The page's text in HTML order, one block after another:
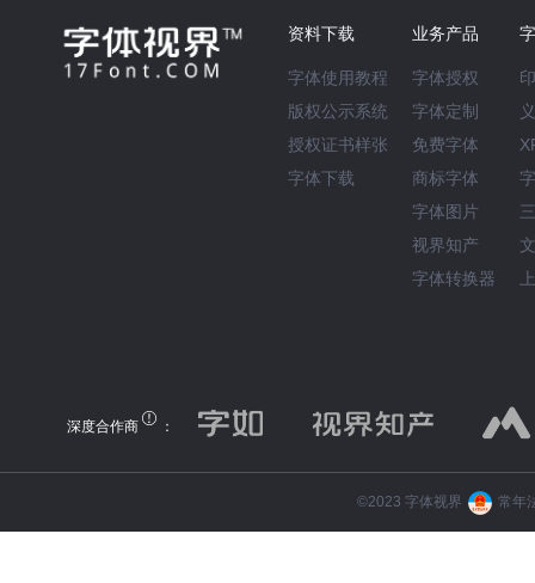
资料下载
字体使用教程
版权公示系统
授权证书样张
字体下载
业务产品
字体授权
字体定制
免费字体
商标字体
字体图片
视界知产
字体转换器
深度合作商 ：
©️2023 字体视界 常年